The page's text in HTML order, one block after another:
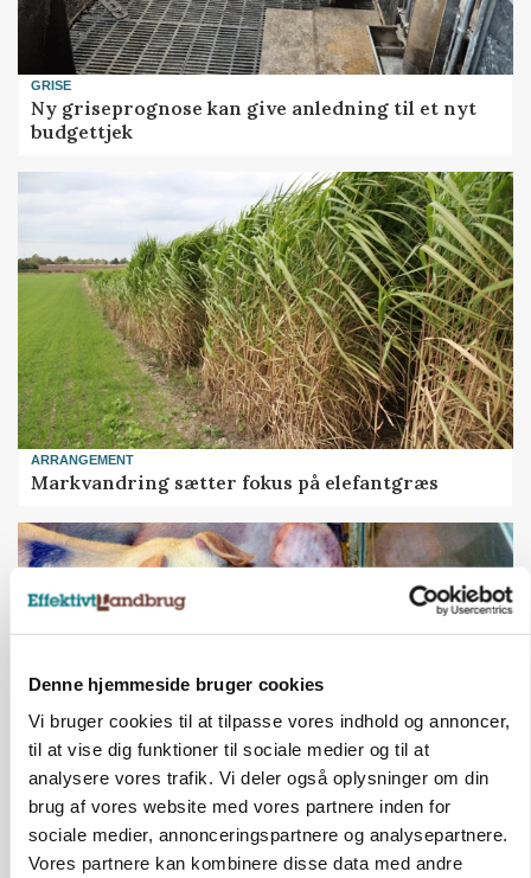
Denne hjemmeside bruger cookies
Vi bruger cookies til at tilpasse vores indhold og annoncer,
til at vise dig funktioner til sociale medier og til at
analysere vores trafik. Vi deler også oplysninger om din
brug af vores website med vores partnere inden for
sociale medier, annonceringspartnere og analysepartnere.
Vores partnere kan kombinere disse data med andre
GRISE
Ny griseprognose kan give anledning til et nyt
budgettjek
ARRANGEMENT
Markvandring sætter fokus på elefantgræs
GRISE
Danish Crown slår igen i noteringsstrid: Tysk
gab er 3 kroner – ikke 4,30